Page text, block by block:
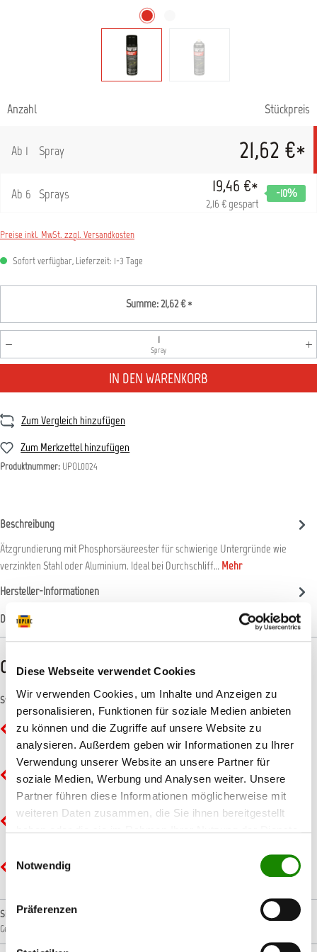
Diese Webseite verwendet Cookies
Wir verwenden Cookies, um Inhalte und Anzeigen zu
personalisieren, Funktionen für soziale Medien anbieten
zu können und die Zugriffe auf unsere Website zu
analysieren. Außerdem geben wir Informationen zu Ihrer
Verwendung unserer Website an unsere Partner für
soziale Medien, Werbung und Analysen weiter. Unsere
Partner führen diese Informationen möglicherweise mit
weiteren Daten zusammen, die Sie ihnen bereitgestellt
Notwendig
Präferenzen
Anzahl Stückpreis
Ab 1 Spray 21,62 €*
Ab 6 Sprays 19,46 €*
2,16 € gespart
-10%
Preise inkl. MwSt. zzgl. Versandkosten
Sofort verfügbar, Lieferzeit: 1-3 Tage
Summe:21,62 €*
Produkt Anzahl: Gib den gewünschten Wert ein oder
Spray
IN DEN WARENKORB
Zum Vergleich hinzufügen
Zum Merkzettel hinzufügen
Produktnummer: UPOL0024
Beschreibung
Ätzgrundierung mit Phosphorsäureester für schwierige Untergründe wie
verzinkten Stahl oder Aluminium. Ideal bei Durchschliff… Mehr
Hersteller-Informationen
Datenblätter
CLP-/REACH-Hinweise
Symbole
GHS02 - Flamme: Entzündbar
GHS05 - Ätzwirkung: Korrosiv
GHS07 - Ausrufezeichen: Gesundheitsgefahr
GHS08 - Gesundheitsgefahr: Ernste Gesundheitsgefahr
Signalwort
Gefahr!